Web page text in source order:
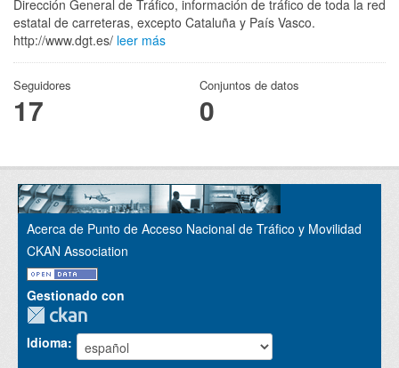
Dirección General de Tráfico, información de tráfico de toda la red
estatal de carreteras, excepto Cataluña y País Vasco.
http://www.dgt.es/ leer más
Seguidores
17
Conjuntos de datos
0
Acerca de Punto de Acceso Nacional de Tráfico y Movilidad
CKAN Association
Gestionado con
Idioma